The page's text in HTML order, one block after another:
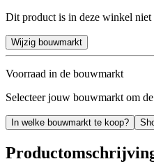
Dit product is in deze winkel
Wijzig bouwmarkt
Voorraad in de bouwmarkt
Selecteer jouw bouwmarkt om
In welke bouwmarkt te koop?